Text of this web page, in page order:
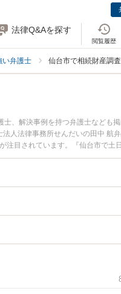
法律Q&Aを探す
閲覧履歴
い弁護士 仙台市で相続財産調
、解決事例を持つ弁護士なども
人法律事務所せんだいの田中 航
注目されています。『仙台市で土
護士を検索したい』『初回相談